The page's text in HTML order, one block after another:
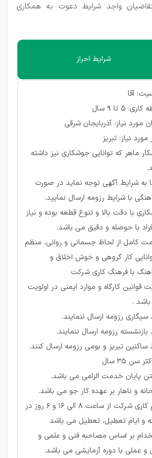
واجد شرایط دعوت به همکاری
شرایط احراز
آقا
۵ تا ۹ سال
مورد نیاز: آذربایجان شرقی
نیاز: تبریز
ماهر که توانایی جوشکاری نیز داشته
به شرایط آگهی توجه نماید در صورت
با شرایط رزومه ارسال نمایید.
با دقت بالا و تنوع قطعه بوده و نیاز
با حوصله و دقیق می باشد.
کامل از لحاظ جسمانی و روانی، منظم
کار گروهی و خوش اخلاق و
با فرهنگ کاری شرکت
قوانین کارگاه و موارد ایمنی در اولویت
.
سیگاری رزومه ارسال ننمایند.
بازنشسته رزومه ارسال ننمایند.
تبریز و بومی رزومه ارسال کنند.
سن 35 سال
پایان خدمت الزامی می باشد.
و ناهار بر عهده کار جو می باشد.
تایم کاری شرکت از ساعت 8 الی 16 و 6 روز در
و ایام تعطیل، تعطیل می باشد
بر اساس مصاحبه فنی و علمی و
و عملی با دوره آزمایشی می باشد.